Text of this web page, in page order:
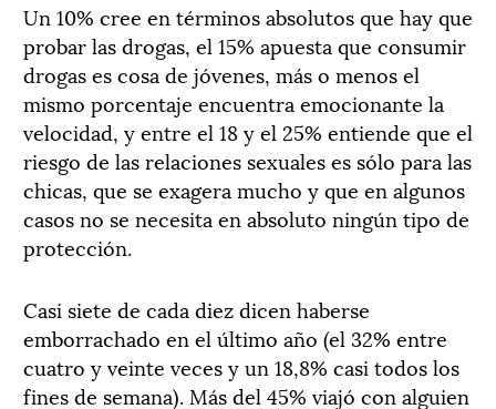
Un 10% cree en términos absolutos que hay que
probar las drogas, el 15% apuesta que consumir
drogas es cosa de jóvenes, más o menos el
mismo porcentaje encuentra emocionante la
velocidad, y entre el 18 y el 25% entiende que el
riesgo de las relaciones sexuales es sólo para las
chicas, que se exagera mucho y que en algunos
casos no se necesita en absoluto ningún tipo de
protección.
Casi siete de cada diez dicen haberse
emborrachado en el último año (el 32% entre
cuatro y veinte veces y un 18,8% casi todos los
fines de semana). Más del 45% viajó con alguien